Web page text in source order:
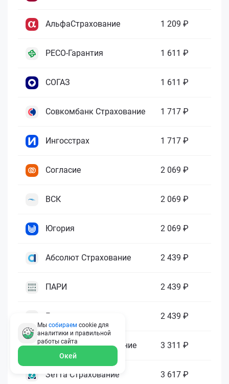
АльфаСтрахование 1 209 ₽
РЕСО-Гарантия 1 611 ₽
СОГАЗ 1 611 ₽
Совкомбанк Страхование 1 717 ₽
Ингосстрах 1 717 ₽
Согласие 2 069 ₽
ВСК 2 069 ₽
Югория 2 069 ₽
Абсолют Страхование 2 439 ₽
ПАРИ 2 439 ₽
Гелиос 2 439 ₽
Ренессанс Страхование 3 311 ₽
Зетта Страхование 3 617 ₽
Мы собираем cookie для
аналитики и правильной
работы сайта
Окей